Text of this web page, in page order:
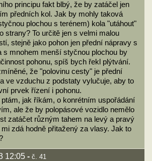
principu fakt blbý, že by zatáčel jen
předních kol. Jak by mohly taková
plochou s terénem) kola "utáhout"
strany? To určitě jen s velmi malou
stejně jako pohon jen přední nápravy s
s mnohem menší styčnou plochou by
pohonu, spíš bych řekl plýtvání.
že "polovinu cesty" je přední
ve vzduchu z podstaty vylučuje, aby to
prvek řízení i pohonu.
jak říkám, o konrétním uspořádání
ale že by polopásové vozidlo nemělo
zatáčet různým tahem na levý a pravý
mi zdá hodně přitažený za vlasy. Jak to
12:05 - č. 41